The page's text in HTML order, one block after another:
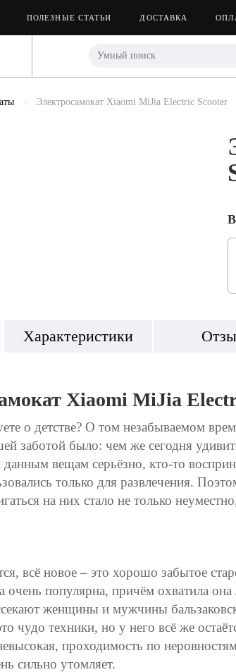
ПОЛЕЗНЫЕ СТАТЬИ ДОСТАВКА
Электросамокат Xiaomi MiJia Electric Scooter
Характеристики
Xiaomi MiJia
о детстве? О том незабываемом
заботой было: чем же сегодня
данным вещам серьёзно, кто-то
только для развлечения.
на них стало не только
всё новое – это хорошо забытое
очень популярна, причём охватила
женщины и мужчины
чудо техники, но у него всё же
проходимость по
сильно утомляет.